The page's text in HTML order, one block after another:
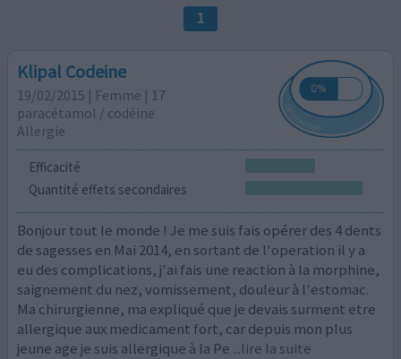
1
Klipal Codeine
19/02/2015 | Femme | 17
paracétamol / codéine
Allergie
Efficacité
Quantité effets secondaires
Bonjour tout le monde ! Je me suis fais opérer des 4 dents
de sagesses en Mai 2014, en sortant de l'operation il y a
eu des complications, j'ai fais une reaction à la morphine,
saignement du nez, vomissement, douleur à l'estomac.
Ma chirurgienne, ma expliqué que je devais surment etre
allergique aux medicament fort, car depuis mon plus
jeune age je suis allergique à la Pe ...lire la suite